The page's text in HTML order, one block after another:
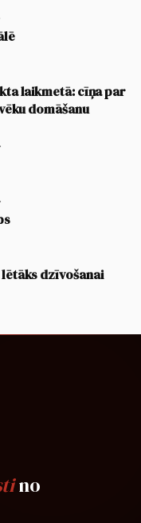
laikmetā: cīņa par
domāšanu
dzīvošanai
no